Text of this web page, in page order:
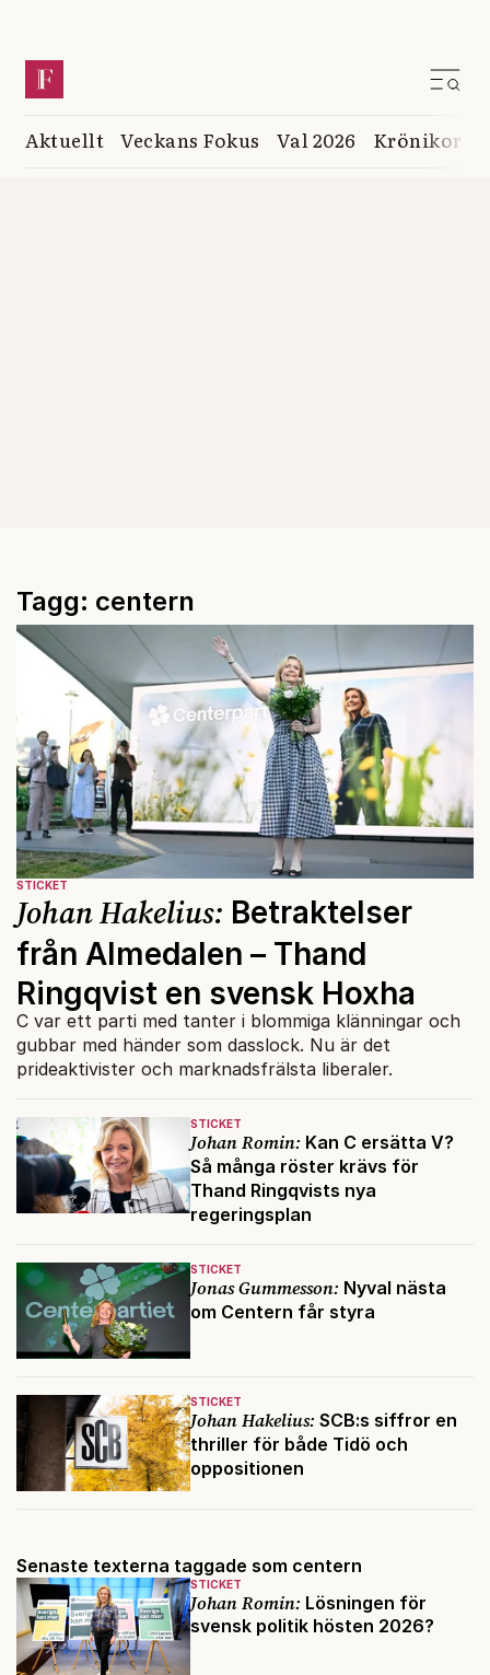
Aktuellt Veckans Fokus Val 2026 Krönikor
Tagg: centern
STICKET
Johan Romin: Kan C ersätta V?
Så många röster krävs för
Thand Ringqvists nya
regeringsplan
STICKET
Jonas Gummesson: Nyval nästa
om Centern får styra
STICKET
Johan Hakelius: SCB:s siffror en
thriller för både Tidö och
oppositionen
STICKET
Johan Hakelius: Betraktelser
från Almedalen – Thand
Ringqvist en svensk Hoxha
C var ett parti med tanter i blommiga klänningar och
gubbar med händer som dasslock. Nu är det
prideaktivister och marknadsfrälsta liberaler.
Senaste texterna taggade som centern
STICKET
Johan Romin: Lösningen för
svensk politik hösten 2026?